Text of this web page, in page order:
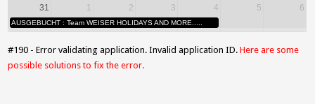
31 1 2 3 4 5 6
AUSGEBUCHT : Team WEISER HOLIDAYS AND MORE.....
#190 - Error validating application. Invalid application ID.Here are some
possible solutions to fix the error.